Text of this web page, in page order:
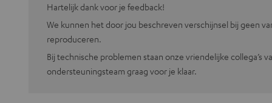
Hartelijk dank voor je feedback!
We kunnen het door jou beschreven verschijnsel bij geen
reproduceren.
Bij technische problemen staan onze vriendelijke collega’s
ondersteuningsteam graag voor je klaar.